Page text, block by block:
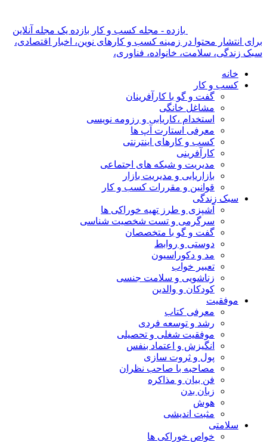
بازده - مجله کسب و کار بازده یک مجله آنلاین
برای انتشار محتوا در زمینه کسب و کارهای نوین، اخبار اقتصادی،
سبک زندگی، سلامت، خانواده، فناوری،
خانه
کسب و کار
گفت و گو با کارآفرینان
مشاغل خانگی
استخدام ،کاریابی و رزومه نویسی
معرفی استارت آپ ها
کسب و کارهای اینترنتی
کارآفرینی
مدیریت و شبکه های اجتماعی
بازاریابی و مدیریت بازار
قوانین و مقررات کسب و کار
سبک زندگی
آشپزی و طرز تهیه خوراکی ها
سرگرمی و تست شخصیت شناسی
گفت و گو با متخصصان
دوستی و روابط
مد و دکوراسیون
تعبیر خواب
زناشویی و سلامت جنسی
کودکان و والدین
موفقیت
معرفی کتاب
رشد و توسعه فردی
موفقیت شغلی و تحصیلی
انگیزش و اعتماد بنفس
پول و ثروت سازی
مصاحبه با صاحب نظران
فن بیان و مذاکره
زبان بدن
هوش
مثبت اندیشی
سلامتی
خواص خوراکی ها